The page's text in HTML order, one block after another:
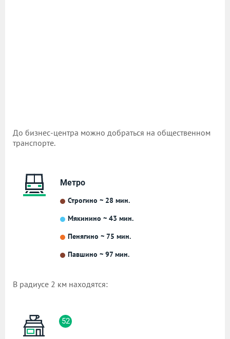
До бизнес-центра можно добраться на общественном
транспорте.
Метро
Строгино ~ 28 мин.
Мякинино ~ 43 мин.
Пенягино ~ 75 мин.
Павшино ~ 97 мин.
В радиусе 2 км находятся:
52